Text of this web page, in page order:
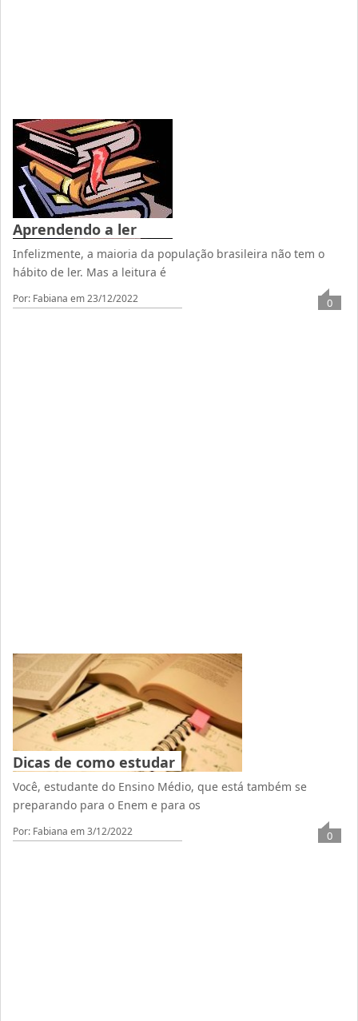
Aprendendo a ler
Infelizmente, a maioria da população brasileira não tem o
hábito de ler. Mas a leitura é
Por: Fabiana em 23/12/2022 0
Dicas de como estudar
Você, estudante do Ensino Médio, que está também se
preparando para o Enem e para os
Por: Fabiana em 3/12/2022 0